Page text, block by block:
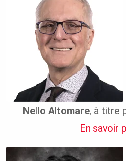
Nello Altomare, à titre
En savoir